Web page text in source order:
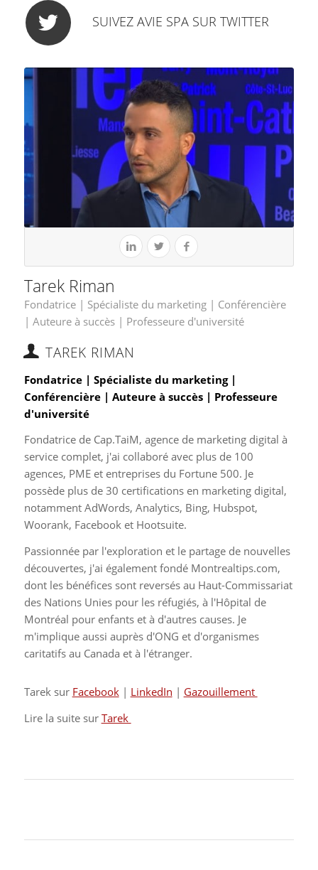
SUIVEZ AVIE SPA SUR TWITTER
Tarek Riman
Fondatrice | Spécialiste du marketing | Conférencière
| Auteure à succès | Professeure d'université
TAREK RIMAN
Fondatrice | Spécialiste du marketing |
Conférencière | Auteure à succès | Professeure
d'université
Fondatrice de Cap.TaiM, agence de marketing digital à
service complet, j'ai collaboré avec plus de 100
agences, PME et entreprises du Fortune 500. Je
possède plus de 30 certifications en marketing digital,
notamment AdWords, Analytics, Bing, Hubspot,
Woorank, Facebook et Hootsuite.
Passionnée par l'exploration et le partage de nouvelles
découvertes, j'ai également fondé Montrealtips.com,
dont les bénéfices sont reversés au Haut-Commissariat
des Nations Unies pour les réfugiés, à l'Hôpital de
Montréal pour enfants et à d'autres causes. Je
m'implique aussi auprès d'ONG et d'organismes
caritatifs au Canada et à l'étranger.
Tarek sur Facebook| LinkedIn | Gazouillement
Lire la suite sur Tarek